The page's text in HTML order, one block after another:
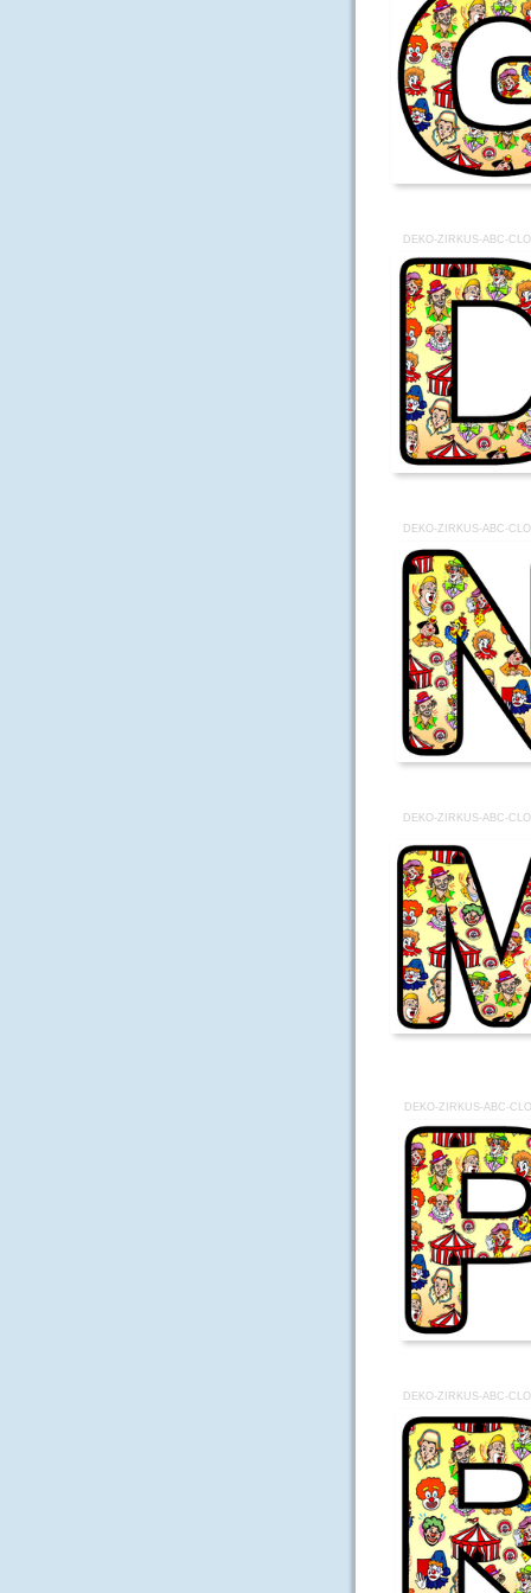
DEKO-ZIRKUS-ABC-
DEKO-ZIRKUS-ABC-
DEKO-ZIRKUS-ABC-
DEKO-ZIRKUS-ABC-
DEKO-ZIRKUS-ABC-